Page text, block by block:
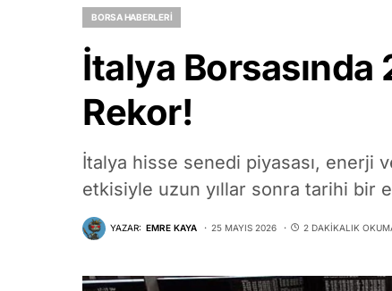
BORSA HABERLERI
İtalya Borsasında
Rekor!
İtalya hisse senedi piyasası, enerji
etkisiyle uzun yıllar sonra tarihi bir
YAZAR: EMRE KAYA 25 MAYIS 2026 2 DAKIKALIK